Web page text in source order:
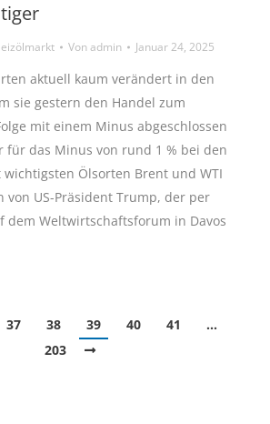
Vonadmin Januar 24, 2025
aktuell kaum verändert in den
sie gestern den Handel zum
mit einem Minus abgeschlossen
für das Minus von rund 1 % bei den
Ölsorten Brent und WTI
von US-Präsident Trump, der per
dem Weltwirtschaftsforum in Davos
37 38 39 40 41
…
203